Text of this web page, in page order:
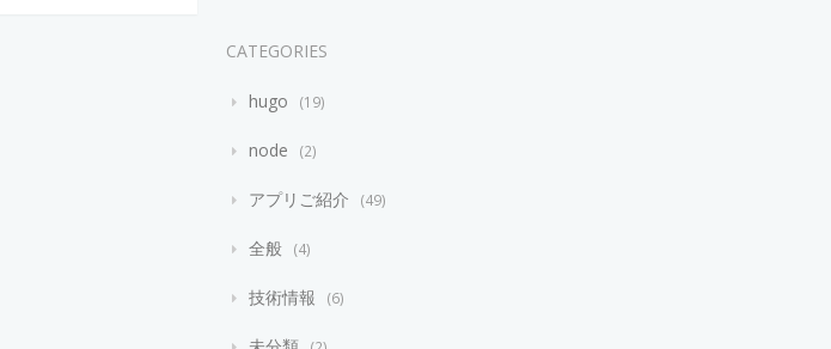
CATEGORIES
hugo 19
node 2
アプリご紹介 49
全般 4
技術情報 6